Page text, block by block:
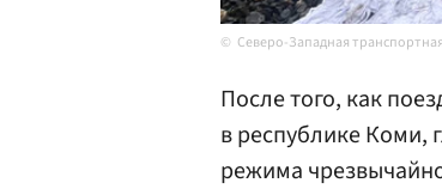
Северо-Западная
После того, как
в республике Коми,
режима